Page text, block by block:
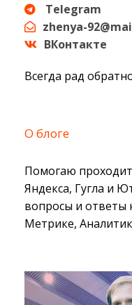
Telegram
zhenya-
ВКонтакте
Всегда рад
О блоге
Помогаю
Яндекса, Гугла и
вопросы и ответы
Метрике,